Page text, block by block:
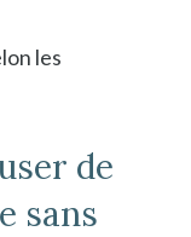
les
de
sans